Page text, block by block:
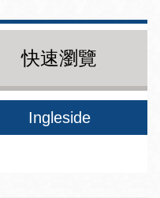
快速瀏覽
Ingleside